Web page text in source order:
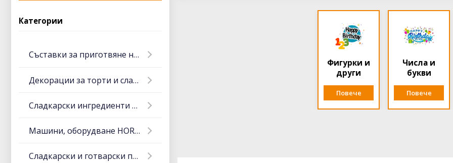
Категории
Съставки за приготвяне на месо
Декорации за торти и сладкиши
Сладкарски ингредиенти и тестени изделия
Машини, оборудване HORECA
Сладкарски и готварски прибори
Фигурки и
други
Повече
Числа и
букви
Повече